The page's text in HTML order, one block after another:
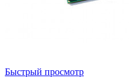
Быстрый просмотр